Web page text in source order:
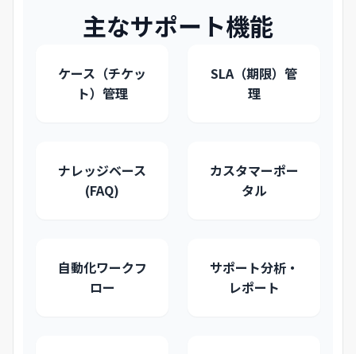
主なサポート機能
ケース（チケッ
ト）管理
SLA（期限）管
理
ナレッジベース
(FAQ)
カスタマーポー
タル
自動化ワークフ
ロー
サポート分析・
レポート